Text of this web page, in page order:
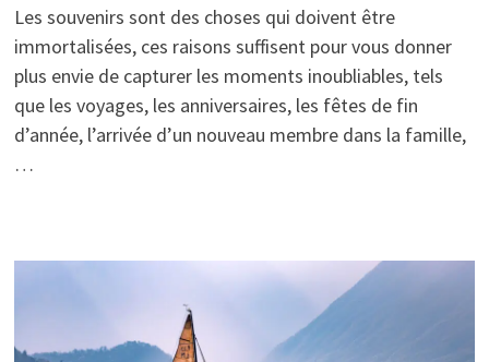
Les souvenirs sont des choses qui doivent être
immortalisées, ces raisons suffisent pour vous donner
plus envie de capturer les moments inoubliables, tels
que les voyages, les anniversaires, les fêtes de fin
d’année, l’arrivée d’un nouveau membre dans la famille,
…